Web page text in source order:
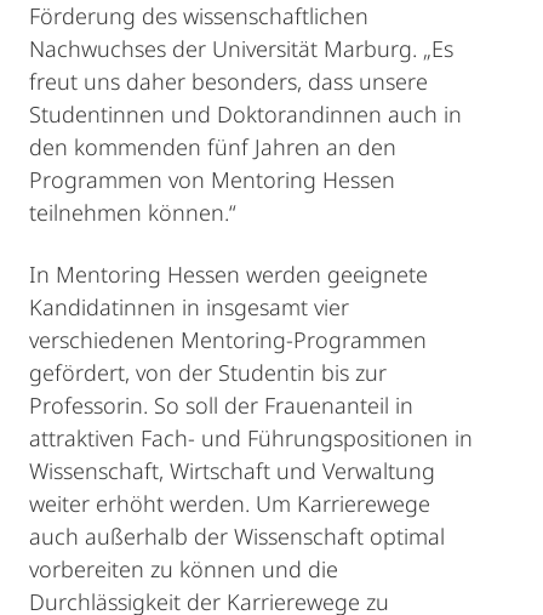
Förderung des wissenschaftlichen
Nachwuchses der Universität Marburg. „Es
freut uns daher besonders, dass unsere
Studentinnen und Doktorandinnen auch in
den kommenden fünf Jahren an den
Programmen von Mentoring Hessen
teilnehmen können.“
In Mentoring Hessen werden geeignete
Kandidatinnen in insgesamt vier
verschiedenen Mentoring-Programmen
gefördert, von der Studentin bis zur
Professorin. So soll der Frauenanteil in
attraktiven Fach- und Führungspositionen in
Wissenschaft, Wirtschaft und Verwaltung
weiter erhöht werden. Um Karrierewege
auch außerhalb der Wissenschaft optimal
vorbereiten zu können und die
Durchlässigkeit der Karrierewege zu